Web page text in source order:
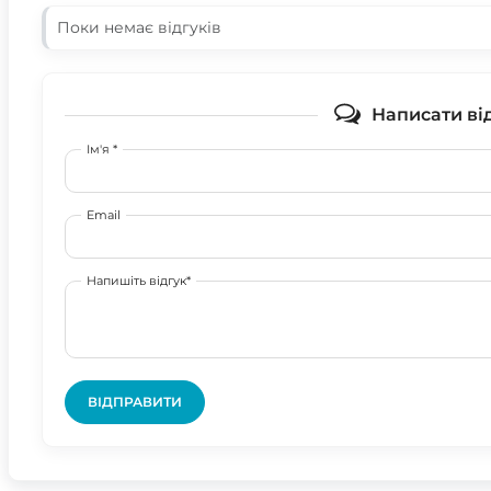
Поки немає відгуків
Написати
Ім'я *
Email
Напишіть відгук*
ВІДПРАВИТИ